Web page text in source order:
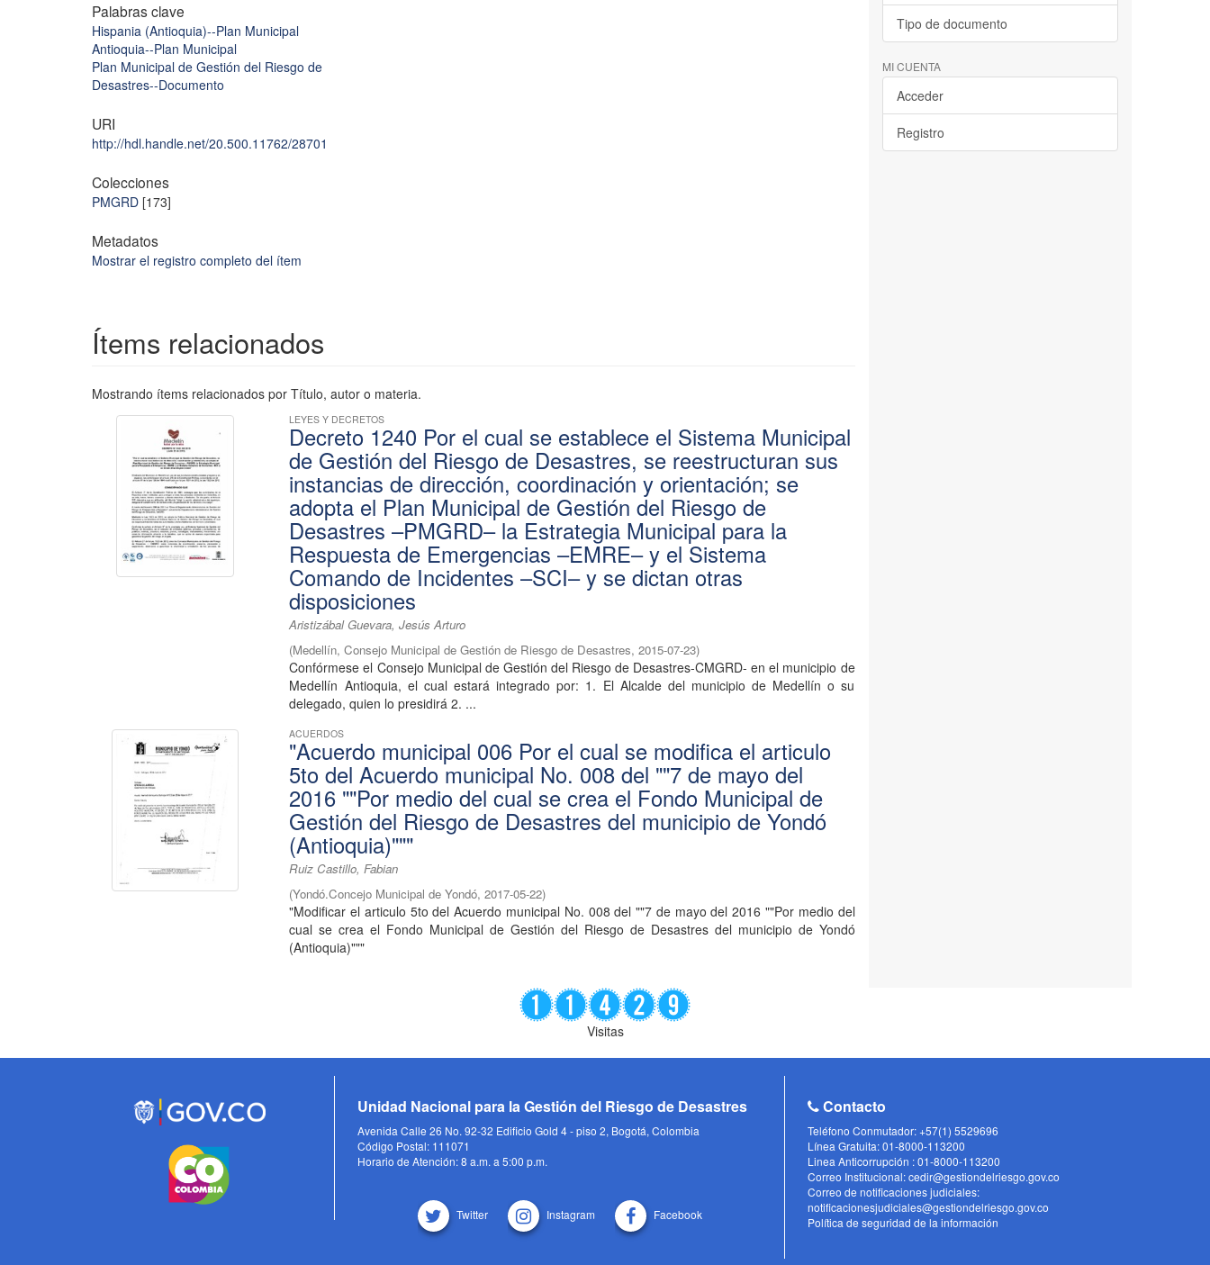
Palabras clave
Hispania (Antioquia)--Plan Municipal
Antioquia--Plan Municipal
Plan Municipal de Gestión del Riesgo de
Desastres--Documento
URI
http://hdl.handle.net/20.500.11762/28701
Colecciones
PMGRD [173]
Metadatos
Mostrar el registro completo del ítem
Ítems relacionados
Mostrando ítems relacionados por Título, autor o materia.
LEYES Y DECRETOS
Decreto 1240 Por el cual se establece el Sistema Municipal
de Gestión del Riesgo de Desastres, se reestructuran sus
instancias de dirección, coordinación y orientación; se
adopta el Plan Municipal de Gestión del Riesgo de
Desastres –PMGRD– la Estrategia Municipal para la
Respuesta de Emergencias –EMRE– y el Sistema
Comando de Incidentes –SCI– y se dictan otras
disposiciones
Aristizábal Guevara, Jesús Arturo
(Medellín, Consejo Municipal de Gestión de Riesgo de Desastres,2015-07-23)
Confórmese el Consejo Municipal de Gestión del Riesgo de Desastres-CMGRD- en el municipio de
Medellín Antioquia, el cual estará integrado por: 1. El Alcalde del municipio de Medellín o su
delegado, quien lo presidirá 2. ...
ACUERDOS
"Acuerdo municipal 006 Por el cual se modifica el articulo
5to del Acuerdo municipal No. 008 del ""7 de mayo del
2016 ""Por medio del cual se crea el Fondo Municipal de
Gestión del Riesgo de Desastres del municipio de Yondó
(Antioquia)"""
Ruiz Castillo, Fabian
(Yondó.Concejo Municipal de Yondó,2017-05-22)
"Modificar el articulo 5to del Acuerdo municipal No. 008 del ""7 de mayo del 2016 ""Por medio del
cual se crea el Fondo Municipal de Gestión del Riesgo de Desastres del municipio de Yondó
(Antioquia)"""
Tipo de documento
MI CUENTA
Acceder
Registro
Visitas
Unidad Nacional para la Gestión del Riesgo de Desastres
Avenida Calle 26 No. 92-32 Edificio Gold 4 - piso 2, Bogotá, Colombia
Código Postal: 111071
Horario de Atención: 8 a.m. a 5:00 p.m.
Twitter Instagram Facebook
Contacto
Teléfono Conmutador: +57(1) 5529696
Línea Gratuita: 01-8000-113200
Linea Anticorrupción : 01-8000-113200
Correo Institucional: cedir@gestiondelriesgo.gov.co
Correo de notificaciones judiciales:
notificacionesjudiciales@gestiondelriesgo.gov.co
Política de seguridad de la información